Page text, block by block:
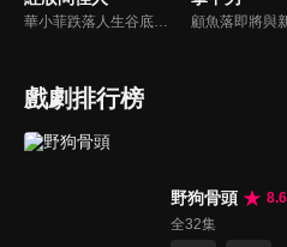
華小菲跌落人生谷底、負債昏迷，夢中穿越繁華都城創業，結識守衛軍首領徐子齊與商會會長房離恨。皇后命徐子齊暗查官商勾結、哄抬物價案，真相直指商會。華小菲憑誠信經營崛起，與徐子齊呈上帳本揭露罪行，惡人伏法，最終成就傳奇女商人並喜結連理。
戲劇排行榜
野狗骨頭
8.6
全32集